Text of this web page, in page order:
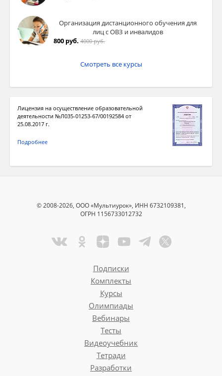
Организация дистанционного обучения для
лиц с ОВЗ и инвалидов
800 руб. 4000 руб.
Смотреть все курсы
Лицензия на осуществление образовательной
деятельности №Л035-01253-67/00192584 от
25.08.2017 г.
Подробнее
© 2008-2026, ООО «Мультиурок», ИНН 6732109381,
ОГРН 1156733012732
Подписки
Комплекты
Курсы
Олимпиады
Вебинары
Тесты
Видеоучебник
Тетради
Разработки